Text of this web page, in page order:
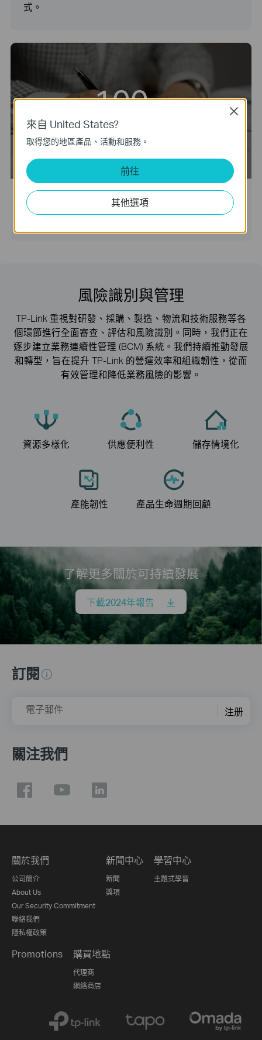
式。
100
誠信協議簽署率
TP-Link始終將商業道德置於營運的根本，主要體現
在我們簽署了《誠信協議》。目前，我們100%的供
應商都已簽署了該協議。
風險識別與管理
TP-Link 重視對研發、採購、製造、物流和技術服務等各
個環節進行全面審查、評估和風險識別。同時，我們正在
逐步建立業務連續性管理 (BCM) 系統。我們持續推動發展
和轉型，旨在提升 TP-Link 的營運效率和組織韌性，從而
有效管理和降低業務風險的影響。
資源多樣化 供應便利性 儲存情境化
產能韌性 產品生命週期回顧
了解更多關於可持續發展
下載2024年報告
訂閱
電子郵件 注册
關注我們
關於我們
公司簡介
About Us
Our Security Commitment
聯絡我們
隱私權政策
新聞中心
新聞
獎項
學習中心
主題式學習
Promotions 購買地點
代理商
網絡商店
來自 United States?
取得您的地區產品、活動和服務。
前往
其他選項
Close